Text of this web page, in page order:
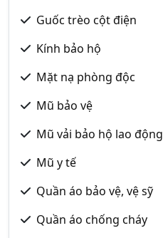
Guốc trèo cột điện
Kính bảo hộ
Mặt nạ phòng độc
Mũ bảo vệ
Mũ vải bảo hộ lao động
Mũ y tế
Quần áo bảo vệ, vệ sỹ
Quần áo chống cháy